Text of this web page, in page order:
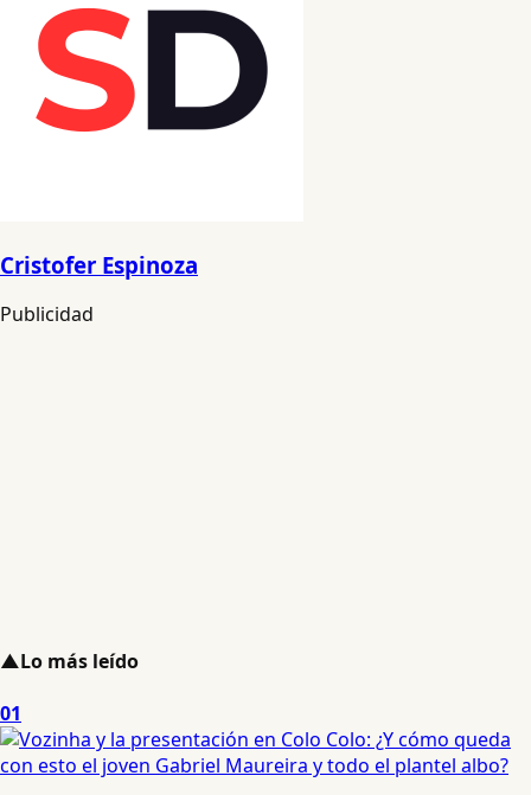
Cristofer Espinoza
Publicidad
▲Lo más leído
01